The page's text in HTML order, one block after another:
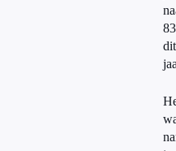
dit